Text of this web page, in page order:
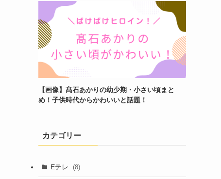
【画像】髙石あかりの幼少期・小さい頃まと
め！子供時代からかわいいと話題！
カテゴリー
Eテレ (8)